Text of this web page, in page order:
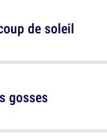
gosses
de soleil